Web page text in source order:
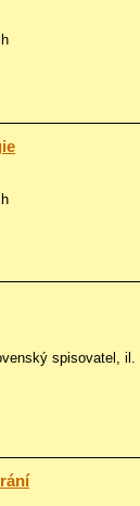
spisovatel, il.